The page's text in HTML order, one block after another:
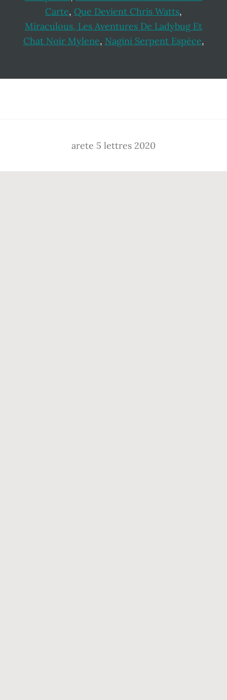
Carte, Que Devient Chris Watts,
Miraculous, Les Aventures De Ladybug Et
Chat Noir Mylene, Nagini Serpent Espèce,
arete 5 lettres 2020